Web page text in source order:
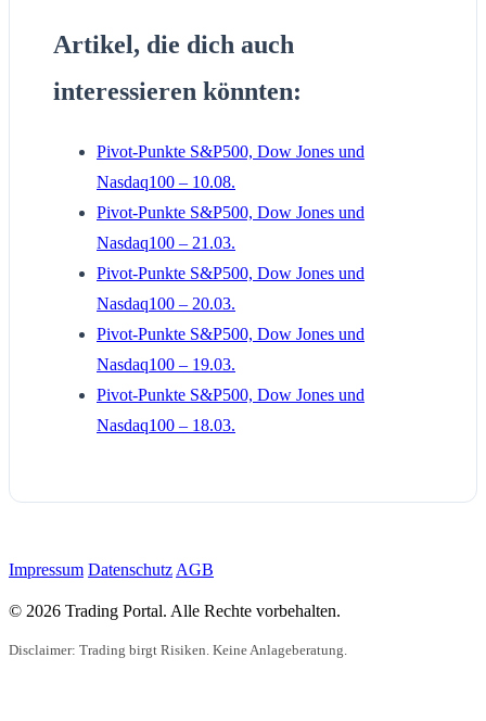
Artikel, die dich auch
interessieren könnten:
Pivot-Punkte S&P500, Dow Jones und
Nasdaq100 – 10.08.
Pivot-Punkte S&P500, Dow Jones und
Nasdaq100 – 21.03.
Pivot-Punkte S&P500, Dow Jones und
Nasdaq100 – 20.03.
Pivot-Punkte S&P500, Dow Jones und
Nasdaq100 – 19.03.
Pivot-Punkte S&P500, Dow Jones und
Nasdaq100 – 18.03.
Impressum Datenschutz AGB
© 2026 Trading Portal. Alle Rechte vorbehalten.
Disclaimer: Trading birgt Risiken. Keine Anlageberatung.